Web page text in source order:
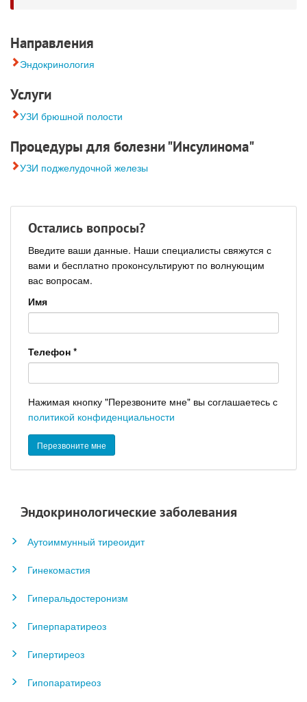
Направления
Эндокринология
Услуги
УЗИ брюшной полости
Процедуры для болезни "Инсулинома"
УЗИ поджелудочной железы
Остались вопросы?
Введите ваши данные. Наши специалисты свяжутся с
вами и бесплатно проконсультируют по волнующим
вас вопросам.
Имя
Телефон *
Нажимая кнопку "Перезвоните мне" вы соглашаетесь с
политикой конфиденциальности
Эндокринологические заболевания
Аутоиммунный тиреоидит
Гинекомастия
Гиперальдостеронизм
Гиперпаратиреоз
Гипертиреоз
Гипопаратиреоз